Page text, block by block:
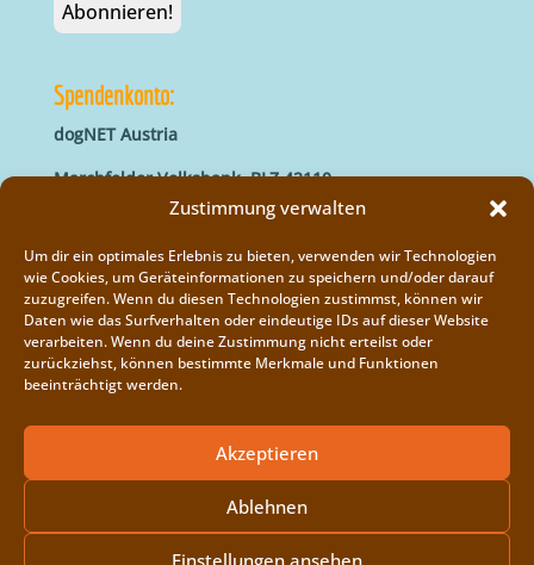
Zustimmung verwalten
Um dir ein optimales Erlebnis zu bieten, verwenden wir Technologien
wie Cookies, um Geräteinformationen zu speichern und/oder darauf
zuzugreifen. Wenn du diesen Technologien zustimmst, können wir
Daten wie das Surfverhalten oder eindeutige IDs auf dieser Website
verarbeiten. Wenn du deine Zustimmung nicht erteilst oder
zurückziehst, können bestimmte Merkmale und Funktionen
beeinträchtigt werden.
Akzeptieren
Ablehnen
Einstellungen ansehen
Spendenkonto:
dogNET Austria
Marchfelder Volksbank, BLZ 42110
IBAN: AT66 4211 0421 5000 0000
Cookie-Richtlinie (EU)